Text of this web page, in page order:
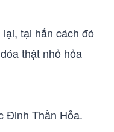
tại hắn cách đó
thật nhỏ hỏa
Đinh Thần Hỏa.